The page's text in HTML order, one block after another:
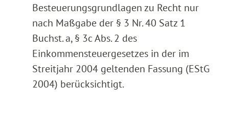
Besteuerungsgrundlagen zu Recht nur
nach Maßgabe der § 3 Nr. 40 Satz 1
Buchst. a, § 3c Abs. 2 des
Einkommensteuergesetzes in der im
Streitjahr 2004 geltenden Fassung (EStG
2004) berücksichtigt.